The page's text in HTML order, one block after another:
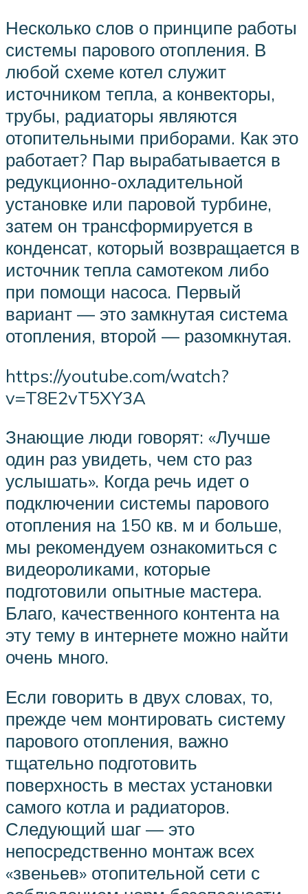
Несколько слов о принципе работы
системы парового отопления. В
любой схеме котел служит
источником тепла, а конвекторы,
трубы, радиаторы являются
отопительными приборами. Как это
работает? Пар вырабатывается в
редукционно-охладительной
установке или паровой турбине,
затем он трансформируется в
конденсат, который возвращается в
источник тепла самотеком либо
при помощи насоса. Первый
вариант — это замкнутая система
отопления, второй — разомкнутая.
https://youtube.com/watch?
v=T8E2vT5XY3A
Знающие люди говорят: «Лучше
один раз увидеть, чем сто раз
услышать». Когда речь идет о
подключении системы парового
отопления на 150 кв. м и больше,
мы рекомендуем ознакомиться с
видеороликами, которые
подготовили опытные мастера.
Благо, качественного контента на
эту тему в интернете можно найти
очень много.
Если говорить в двух словах, то,
прежде чем монтировать систему
парового отопления, важно
тщательно подготовить
поверхность в местах установки
самого котла и радиаторов.
Следующий шаг — это
непосредственно монтаж всех
«звеньев» отопительной сети с